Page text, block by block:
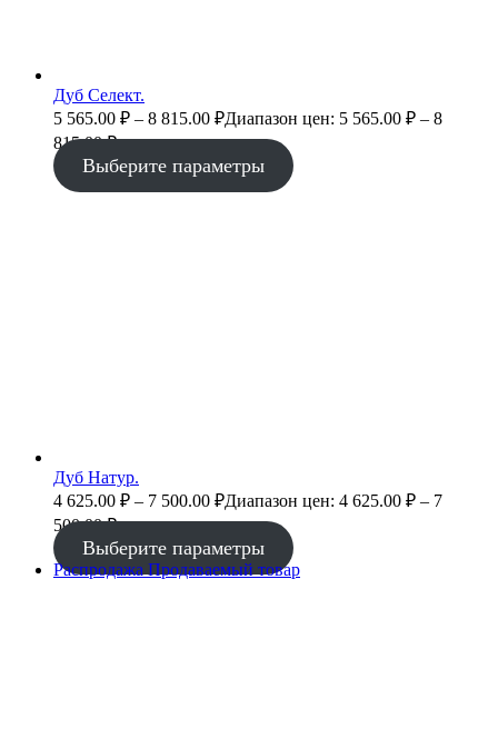
Дуб Селект.
5 565.00 ₽ – 8 815.00 ₽Диапазон цен: 5 565.00 ₽ – 8
815.00 ₽
Выберите параметры
Дуб Натур.
4 625.00 ₽ – 7 500.00 ₽Диапазон цен: 4 625.00 ₽ – 7
500.00 ₽
Выберите параметры
Распродажа Продаваемый товар